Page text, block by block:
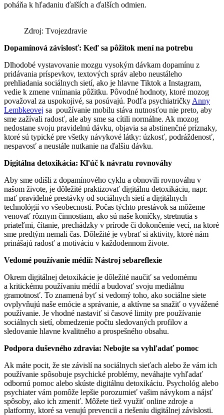
poháňa k hľadaniu ďalších a ďalších odmien.
Zdroj: Tvojezdravie
Dopamínová závislosť: Keď sa pôžitok mení na potrebu
Dlhodobé vystavovanie mozgu vysokým dávkam dopamínu z
pridávania príspevkov, textových správ alebo neustáleho
prehliadania sociálnych sietí, ako je hlavne Tiktok a Instagram,
vedie k zmene vnímania pôžitku. Pôvodné hodnoty, ktoré mozog
považoval za uspokojivé, sa posúvajú. Podľa psychiatričky Anny
Lembkeovej sa používanie mobilu stáva nutnosťou nie preto, aby
sme zažívali radosť, ale aby sme sa cítili normálne. Ak mozog
nedostane svoju pravidelnú dávku, objavia sa abstinenčné príznaky,
ktoré sú typické pre všetky návykové látky: úzkosť, podráždenosť,
nespavosť a neustále nutkanie na ďalšiu dávku.
Digitálna detoxikácia: Kľúč k návratu rovnováhy
Aby sme odišli z dopamínového cyklu a obnovili rovnováhu v
našom živote, je dôležité praktizovať digitálnu detoxikáciu, napr.
mať pravidelné prestávky od sociálnych sietí a digitálnych
technológií vo všeobecnosti. Počas týchto prestávok sa môžeme
venovať rôznym činnostiam, ako sú naše koníčky, stretnutia s
priateľmi, čítanie, prechádzky v prírode či dokončenie vecí, na ktoré
sme predtým nemali čas. Dôležité je vybrať si aktivity, ktoré nám
prinášajú radosť a motiváciu v každodennom živote.
Vedomé používanie médií: Nástroj sebareflexie
Okrem digitálnej detoxikácie je dôležité naučiť sa vedomému
a kritickému používaniu médií a budovať svoju mediálnu
gramotnosť. To znamená byť si vedomý toho, ako sociálne siete
ovplyvňujú naše emócie a správanie, a aktívne sa snažiť o vyvážené
používanie. Je vhodné nastaviť si časové limity pre používanie
sociálnych sietí, obmedzenie počtu sledovaných profilov a
sledovanie hlavne kvalitného a prospešného obsahu.
Podpora duševného zdravia: Nebojte sa vyhľadať pomoc
Ak máte pocit, že ste závislí na sociálnych sieťach alebo že vám ich
používanie spôsobuje psychické problémy, neváhajte vyhľadať
odbornú pomoc alebo skúste digitálnu detoxikáciu. Psychológ alebo
psychiater vám pomôže lepšie porozumieť vašim návykom a nájsť
spôsoby, ako ich zmeniť. Môžete tiež využiť online zdroje a
platformy, ktoré sa venujú prevencii a riešeniu digitálnej závislosti.